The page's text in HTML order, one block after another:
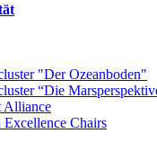
"Der Ozeanboden"
“Die
Alliance
Chairs